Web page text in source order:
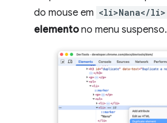
do mouse em <li>Nana</li>
elementono menu suspenso.